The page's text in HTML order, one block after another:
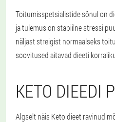
Toitumisspetsialistide sõnul on
ja tulemus on stabiilne stressi
näljast streigist normaalseks
soovitused aitavad dieeti
KETO DIEEDI
Algselt näis Keto dieet ravinud